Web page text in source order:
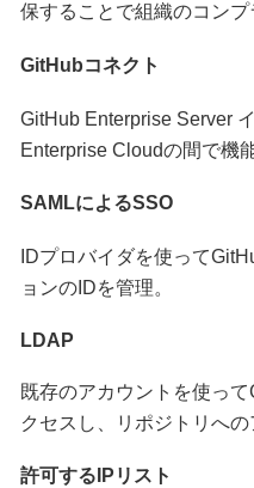
保することで組織のコンプ
GitHubコネクト
GitHub Enterprise Server
Enterprise Cloudの間で機
SAMLによるSSO
IDプロバイダを使って
ョンのIDを管理。
LDAP
既存のアカウントを使っ
クセスし、リポジトリへの
許可するIPリスト